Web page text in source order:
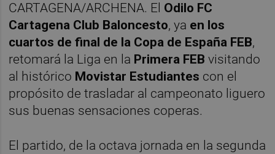
CARTAGENA/ARCHENA. El Odilo FC
Cartagena Club Baloncesto, ya en los
cuartos de final de la Copa de España FEB,
retomará la Liga en la Primera FEB visitando
al histórico Movistar Estudiantes con el
propósito de trasladar al campeonato liguero
sus buenas sensaciones coperas.
El partido, de la octava jornada en la segunda